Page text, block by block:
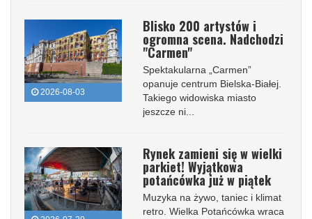
2026-08-03
Blisko 200 artystów i
ogromna scena. Nadchodzi
"Carmen"
Spektakularna „Carmen”
opanuje centrum Bielska-Białej.
Takiego widowiska miasto
jeszcze ni...
Rynek zamieni się w wielki
parkiet! Wyjątkowa
potańcówka już w piątek
Muzyka na żywo, taniec i klimat
retro. Wielka Potańcówka wraca